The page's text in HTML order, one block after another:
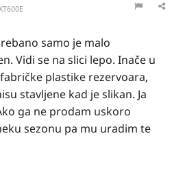
samo je malo
Vidi se na slici lepo. Inače u
plastike rezervoara,
stavljene kad je slikan. Ja
ga ne prodam uskoro
sezonu pa mu uradim te